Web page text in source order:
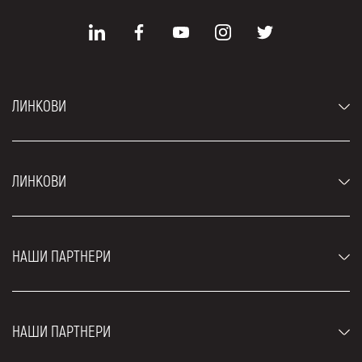
ЛИНКОВИ
Луксузни аутомобили
ЛИНКОВИ
Блог
НАШИ ПАРТНЕРИ
НАШИ ПАРТНЕРИ